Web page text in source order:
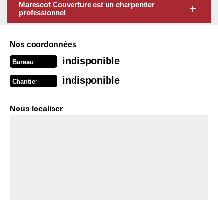
Marescot Couverture est un charpentier
professionnel
Nos coordonnées
Bureau indisponible
Chantier indisponible
Nous localiser